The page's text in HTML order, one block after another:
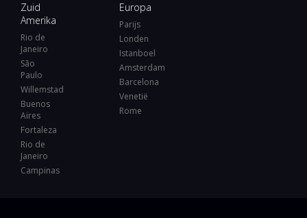
Zuid
Amerika
Rio de
Janeiro
São
Paulo
Willemstad
Buenos
Aires
Fortaleza
Rio de
Janeiro
Campinas
Europa
Parijs
Londen
Istanboel
Amsterdam
Barcelona
Venetië
Rome